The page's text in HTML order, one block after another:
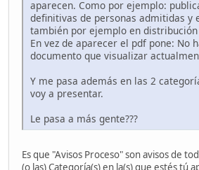
aparecen. Como por ejemplo:
definitivas de personas admitidas y
también por ejemplo en
En vez de aparecer el pdf pone: No
documento que visualizar
Y me pasa además en las 2
voy a presentar.
Le pasa a más gente???
Es que "Avisos Proceso" son avisos de